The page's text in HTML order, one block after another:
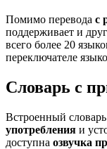
Помимо перевода с
поддерживает и
всего более 20
переключателе
Словарь с
Встроенный
употребления и
доступна озвучка